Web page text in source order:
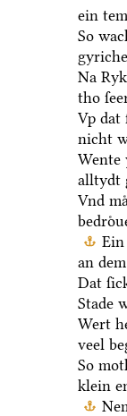
ein
So
Na
tho
Vp dat
nicht
Wente
alltydt
Vnd
Ein
an
Dat
Stade
Wert
veel
So
klein